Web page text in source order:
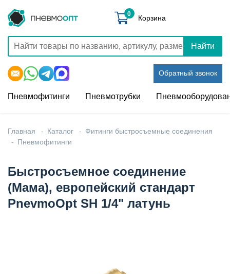
Найти
Обратный звонок
0 Корзина
Пневмофитинги Пневмотрубки
Главная Каталог
Фитинги быстросъемные соединения
Пневмофитинги
Быстросъемное соединение
(Мама), европейский стандарт
PnevmoOpt SH 1/4" латунь